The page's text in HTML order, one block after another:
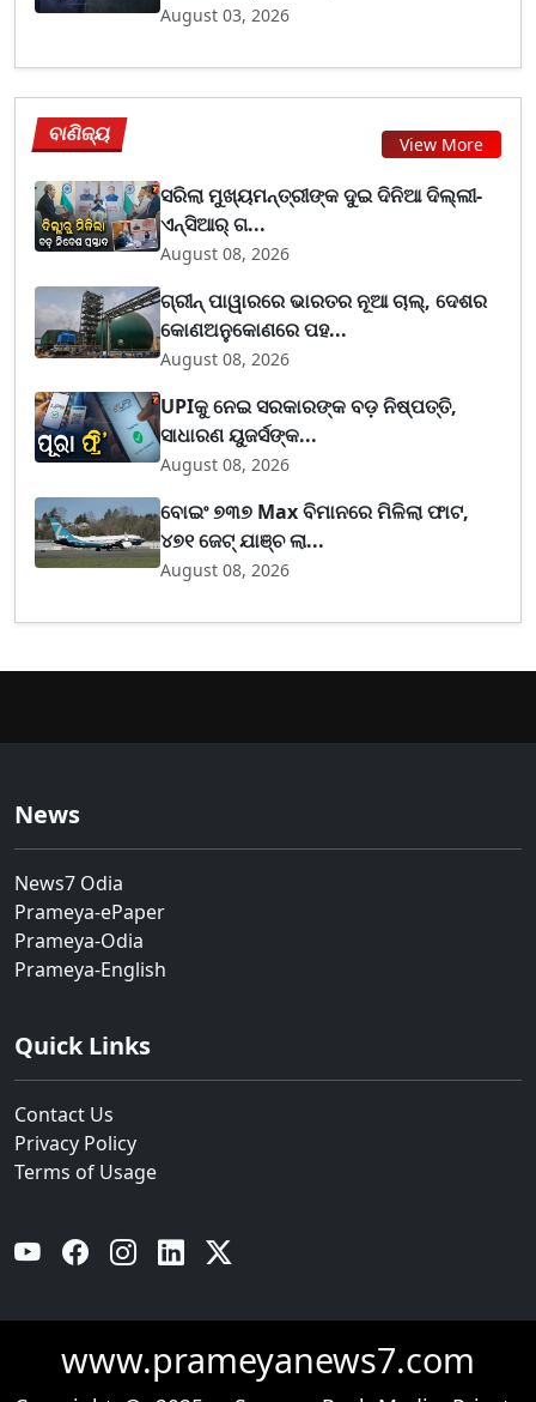
August 03, 2026
ବାଣିଜ୍ୟ View More
ସରିଲା ମୁଖ୍ୟମନ୍ତ୍ରୀଙ୍କ ଦୁଇ ଦିନିଆ ଦିଲ୍ଲୀ-
ଏନ୍‌ସିଆର୍ ଗ...
August 08, 2026
ଗ୍ରୀନ୍ ପାୱାରରେ ଭାରତର ନୂଆ ଚାଲ୍, ଦେଶର
କୋଣଅନୁକୋଣରେ ପହ...
August 08, 2026
UPIକୁ ନେଇ ସରକାରଙ୍କ ବଡ଼ ନିଷ୍ପତ୍ତି,
ସାଧାରଣ ୟୁଜର୍ସଙ୍କ...
August 08, 2026
ବୋଇଂ ୭୩୭ Max ବିମାନରେ ମିଳିଲା ଫାଟ,
୪୭୧ ଜେଟ୍ ଯାଞ୍ଚ ଲା...
August 08, 2026
News
News7 Odia
Prameya-ePaper
Prameya-Odia
Prameya-English
Quick Links
Contact Us
Privacy Policy
Terms of Usage
YouTube Facebook Instagram Linkedin
www.prameyanews7.com